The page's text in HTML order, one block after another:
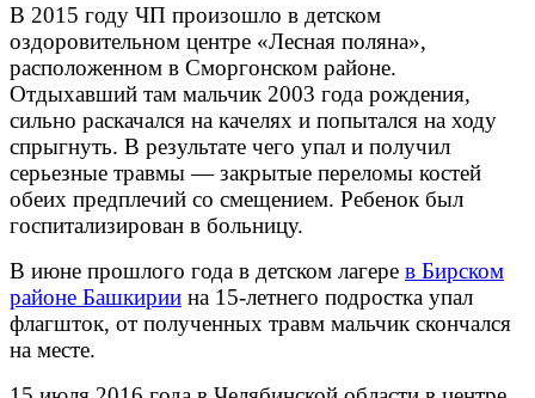
В 2015 году ЧП произошло в детском
оздоровительном центре «Лесная поляна»,
расположенном в Сморгонском районе.
Отдыхавший там мальчик 2003 года рождения,
сильно раскачался на качелях и попытался на ходу
спрыгнуть. В результате чего упал и получил
серьезные травмы — закрытые переломы костей
обеих предплечий со смещением. Ребенок был
госпитализирован в больницу.
В июне прошлого года в детском лагере в Бирском
районе Башкирии на 15-летнего подростка упал
флагшток, от полученных травм мальчик скончался
на месте.